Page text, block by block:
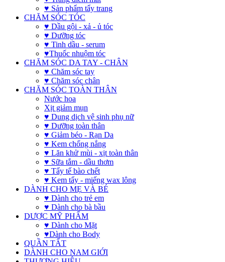
♥ Sản phẩm tẩy trang
CHĂM SÓC TÓC
♥ Dầu gội - xả - ủ tóc
♥ Dưỡng tóc
♥ Tinh dầu - serum
♥Thuốc nhuộm tóc
CHĂM SÓC DA TAY - CHÂN
♥ Chăm sóc tay
♥ Chăm sóc chân
CHĂM SÓC TOÀN THÂN
Nước hoa
Xịt giảm mụn
♥ Dung dịch vệ sinh phụ nữ
♥ Dưỡng toàn thân
♥ Giảm béo - Rạn Da
♥ Kem chống nắng
♥ Lăn khử mùi - xịt toàn thân
♥ Sữa tắm - dầu thơm
♥ Tẩy tế bào chết
♥ Kem tẩy - miếng wax lông
DÀNH CHO MẸ VÀ BÉ
♥ Dành cho trẻ em
♥ Dành cho bà bầu
DƯỢC MỸ PHẨM
♥ Dành cho Mặt
♥Dành cho Body
QUẦN TẤT
DÀNH CHO NAM GIỚI